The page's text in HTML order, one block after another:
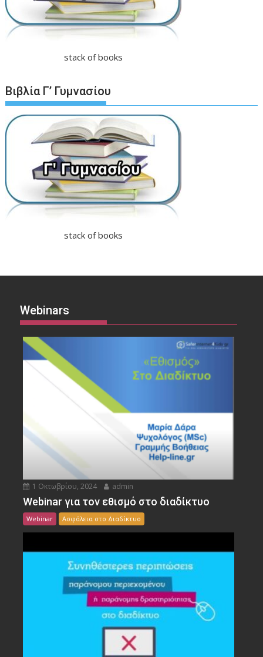
stack of books
Βιβλία Γ’ Γυμνασίου
stack of books
Webinars
1 Οκτωβρίου, 2024 admin
Webinar για τον εθισμό στο διαδίκτυο
Webinar Ασφάλεια στο Διαδίκτυο